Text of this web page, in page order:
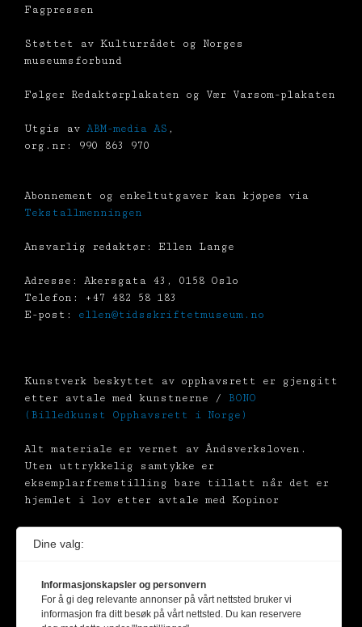
Fagpressen
Støttet av Kulturrådet og Norges
museumsforbund
Følger Redaktørplakaten og Vær Varsom-plakaten
Utgis av ABM-media AS ,
org.nr: 990 863 970
Abonnement og enkeltutgaver kan kjøpes via
Tekstallmenningen
Ansvarlig redaktør: Ellen Lange
Adresse: Akersgata 43, 0158 Oslo
Telefon: +47 482 58 183
E-post: ellen@tidsskriftetmuseum.no
Kunstverk beskyttet av opphavsrett er gjengitt
etter avtale med kunstnerne / BONO
(Billedkunst Opphavsrett i Norge)
Alt materiale er vernet av Åndsverksloven.
Uten uttrykkelig samtykke er
eksemplarfremstilling bare tillatt når det er
hjemlet i lov etter avtale med Kopinor
Dine valg:
Informasjonskapsler og personvern
For å gi deg relevante annonser på vårt nettsted bruker vi
informasjon fra ditt besøk på vårt nettsted. Du kan reservere